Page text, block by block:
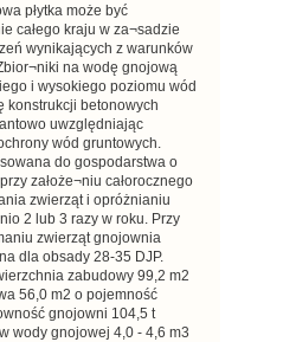
płytka może być
całego kraju w za¬sadzie
wynikających z warunków
na wodę gnojową
i wysokiego poziomu wód
konstrukcji betonowych
uwzględniając
wód gruntowych.
do gospodarstwa o
założe¬niu całorocznego
zwierząt i opróżnianiu
2 lub 3 razy w roku. Przy
zwierząt gnojownia
dla obsady 28-35 DJP.
zabudowy 99,2 m2
56,0 m2 o pojemność
gnojowni 104,5 t
wody gnojowej 4,0 - 4,6 m3